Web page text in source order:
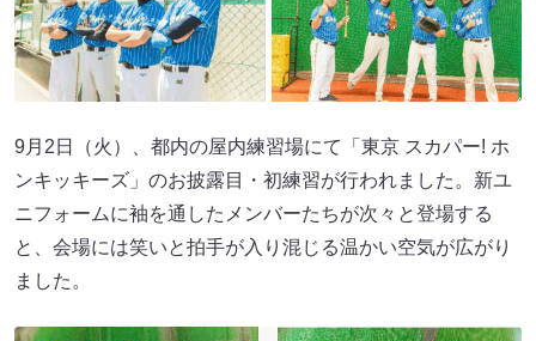
9月2日（火）、都内の屋内練習場にて「東京 スカパー! ホ
ンキッキーズ」のお披露目・初練習が行われました。新ユ
ニフォームに袖を通したメンバーたちが次々と登場する
と、会場には笑いと拍手が入り混じる温かい空気が広がり
ました。